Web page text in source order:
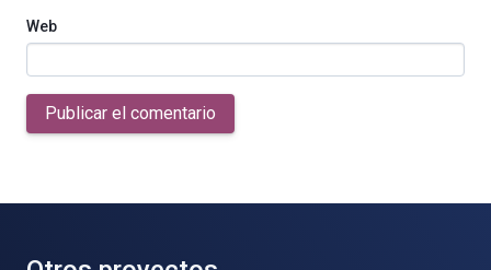
Web
Publicar el comentario